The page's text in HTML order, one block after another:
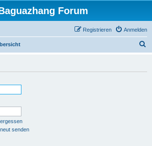
Forum
Anmelden
Registrieren
senden